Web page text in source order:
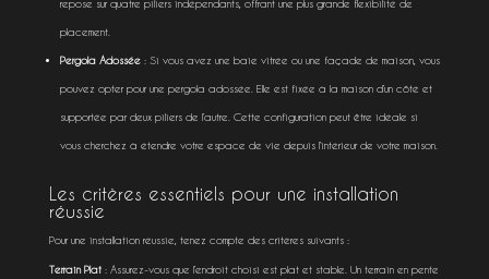
repose sur quatre piliers indépendants, offrant une plus grande flexibilité de
placement.
Pergola Adossée: Si vous avez une baie vitrée ou une façade de maison, vous
pouvez opter pour une pergola adossée. Elle est fixée à la maison d’un côté et
supportée par deux piliers de l’autre. Cette configuration peut être idéale si
vous cherchez à étendre votre espace de vie depuis l’intérieur de votre maison.
Les critères essentiels pour une installation
réussie
Pour une installation réussie, tenez compte des critères suivants :
Terrain Plat: Assurez-vous que l’endroit choisi est plat et stable. Un terrain en pente